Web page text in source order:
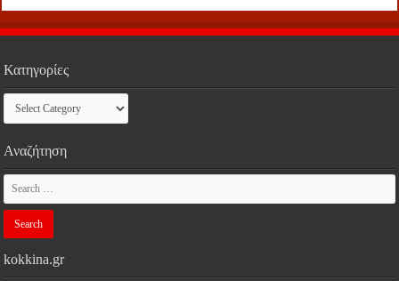
Κατηγορίες
Κατηγορίες
Αναζήτηση
kokkina.gr